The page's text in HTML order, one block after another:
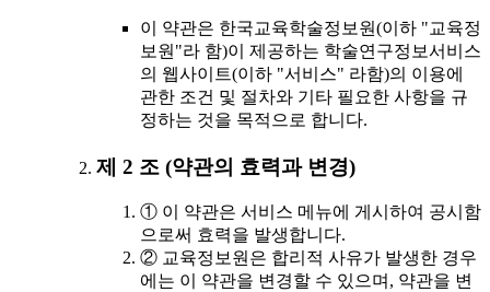
이 약관은 한국교육학술정보원(이하 "교육정
보원"라 함)이 제공하는 학술연구정보서비스
의 웹사이트(이하 "서비스" 라함)의 이용에
관한 조건 및 절차와 기타 필요한 사항을 규
정하는 것을 목적으로 합니다.
제 2 조 (약관의 효력과 변경)
① 이 약관은 서비스 메뉴에 게시하여 공시함
으로써 효력을 발생합니다.
② 교육정보원은 합리적 사유가 발생한 경우
에는 이 약관을 변경할 수 있으며, 약관을 변